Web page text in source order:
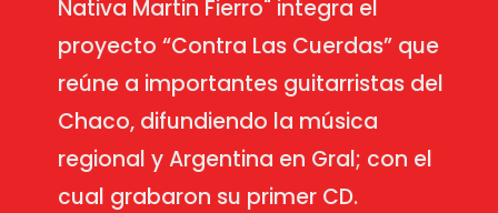
Nativa Martin Fierro" integra el
proyecto “Contra Las Cuerdas” que
reúne a importantes guitarristas del
Chaco, difundiendo la música
regional y Argentina en Gral; con el
cual grabaron su primer CD.